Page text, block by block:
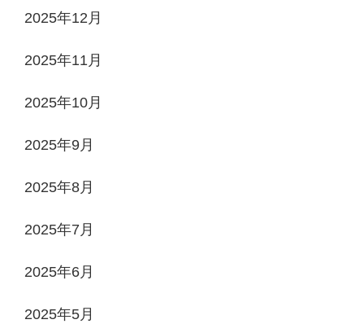
2025年12月
2025年11月
2025年10月
2025年9月
2025年8月
2025年7月
2025年6月
2025年5月